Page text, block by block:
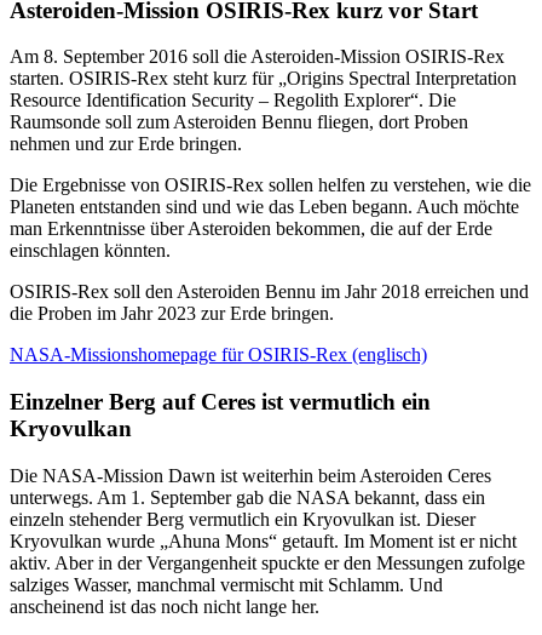
Asteroiden-Mission OSIRIS-Rex kurz vor Start
Am 8. September 2016 soll die Asteroiden-Mission OSIRIS-Rex
starten. OSIRIS-Rex steht kurz für „Origins Spectral Interpretation
Resource Identification Security – Regolith Explorer“. Die
Raumsonde soll zum Asteroiden Bennu fliegen, dort Proben
nehmen und zur Erde bringen.
Die Ergebnisse von OSIRIS-Rex sollen helfen zu verstehen, wie die
Planeten entstanden sind und wie das Leben begann. Auch möchte
man Erkenntnisse über Asteroiden bekommen, die auf der Erde
einschlagen könnten.
OSIRIS-Rex soll den Asteroiden Bennu im Jahr 2018 erreichen und
die Proben im Jahr 2023 zur Erde bringen.
NASA-Missionshomepage für OSIRIS-Rex (englisch)
Einzelner Berg auf Ceres ist vermutlich ein
Kryovulkan
Die NASA-Mission Dawn ist weiterhin beim Asteroiden Ceres
unterwegs. Am 1. September gab die NASA bekannt, dass ein
einzeln stehender Berg vermutlich ein Kryovulkan ist. Dieser
Kryovulkan wurde „Ahuna Mons“ getauft. Im Moment ist er nicht
aktiv. Aber in der Vergangenheit spuckte er den Messungen zufolge
salziges Wasser, manchmal vermischt mit Schlamm. Und
anscheinend ist das noch nicht lange her.